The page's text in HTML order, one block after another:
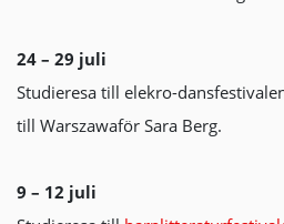
24 – 29 juli
Studieresa till elekro-
till Warszawaför Sara Berg.
9 – 12 juli